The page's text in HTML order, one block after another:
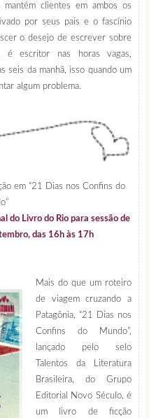
clientes em ambos os
por seus pais e o fascínio
o desejo de escrever sobre
é escritor nas horas vagas,
seis da manhã, isso quando um
algum problema.
em “21 Dias nos Confins do
do Livro do Rio para sessão de
das 16h às 17h
Mais do que um roteiro
de viagem cruzando a
Patagônia, “21 Dias nos
Confins do Mundo”,
lançado pelo selo
Talentos da Literatura
Brasileira, do Grupo
Editorial Novo Século, é
um livro de ficção